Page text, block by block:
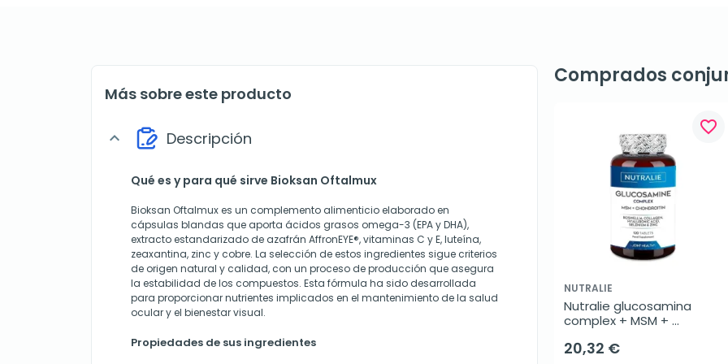
Más sobre este producto
expand_more Descripción
Qué es y para qué sirve Bioksan Oftalmux
Bioksan Oftalmux es un complemento alimenticio elaborado en
cápsulas blandas que aporta ácidos grasos omega-3 (EPA y DHA),
extracto estandarizado de azafrán AffronEYE®, vitaminas C y E, luteína,
zeaxantina, zinc y cobre. La selección de estos ingredientes sigue criterios
de origen natural y calidad, con un proceso de producción que asegura
la estabilidad de los compuestos. Esta fórmula ha sido desarrollada
para proporcionar nutrientes implicados en el mantenimiento de la salud
ocular y el bienestar visual.
Propiedades de sus ingredientes
Comprados
favorite_border
NUTRALIE
Nutralie glucosamina
complex + MSM +
20,32 €